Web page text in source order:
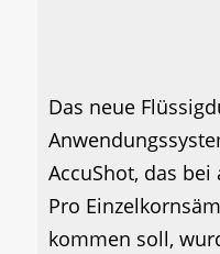
Das neue
AccuShot, das
Pro
kommen soll,